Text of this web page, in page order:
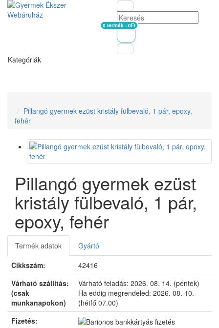
Kosár
0 termék - 0Ft
Kategóriák
Pillangó gyermek ezüst kristály fülbevaló, 1 pár, epoxy,
fehér
Pillangó gyermek ezüst
kristály fülbevaló, 1 pár,
epoxy, fehér
Termék adatok
Gyártó
Cikkszám:
42416
Várható szállítás:
(csak
munkanapokon)
Várható feladás: 2026. 08. 14. (péntek)
Ha eddig megrendeled: 2026. 08. 10.
(hétfő 07.00)
Fizetés: